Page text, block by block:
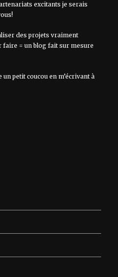
excitants je serais
des projets vraiment
= un blog fait sur mesure
petit coucou en m’écrivant à